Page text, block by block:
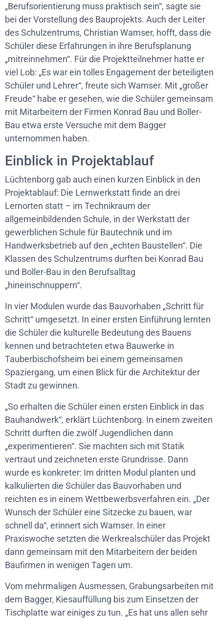
„Berufsorientierung muss praktisch sein“, sagte sie
bei der Vorstellung des Bauprojekts. Auch der Leiter
des Schulzentrums, Christian Wamser, hofft, dass die
Schüler diese Erfahrungen in ihre Berufsplanung
„mitreinnehmen“. Für die Projektteilnehmer hatte er
viel Lob: „Es war ein tolles Engagement der beteiligten
Schüler und Lehrer“, freute sich Wamser. Mit „großer
Freude“ habe er gesehen, wie die Schüler gemeinsam
mit Mitarbeitern der Firmen Konrad Bau und Boller-
Bau etwa erste Versuche mit dem Bagger
unternommen haben.
Einblick in Projektablauf
Lüchtenborg gab auch einen kurzen Einblick in den
Projektablauf: Die Lernwerkstatt finde an drei
Lernorten statt – im Technikraum der
allgemeinbildenden Schule, in der Werkstatt der
gewerblichen Schule für Bautechnik und im
Handwerksbetrieb auf den „echten Baustellen“. Die
Klassen des Schulzentrums durften bei Konrad Bau
und Boller-Bau in den Berufsalltag
„hineinschnuppern“.
In vier Modulen wurde das Bauvorhaben „Schritt für
Schritt“ umgesetzt. In einer ersten Einführung lernten
die Schüler die kulturelle Bedeutung des Bauens
kennen und betrachteten etwa Bauwerke in
Tauberbischofsheim bei einem gemeinsamen
Spaziergang, um einen Blick für die Architektur der
Stadt zu gewinnen.
„So erhalten die Schüler einen ersten Einblick in das
Bauhandwerk“, erklärt Lüchtenborg. In einem zweiten
Schritt durften die zwölf Jugendlichen dann
„experimentieren“. Sie machten sich mit Statik
vertraut und zeichneten erste Grundrisse. Dann
wurde es konkreter: Im dritten Modul planten und
kalkulierten die Schüler das Bauvorhaben und
reichten es in einem Wettbewerbsverfahren ein. „Der
Wunsch der Schüler eine Sitzecke zu bauen, war
schnell da“, erinnert sich Wamser. In einer
Praxiswoche setzten die Werkrealschüler das Projekt
dann gemeinsam mit den Mitarbeitern der beiden
Baufirmen in wenigen Tagen um.
Vom mehrmaligen Ausmessen, Grabungsarbeiten mit
dem Bagger, Kiesauffüllung bis zum Einsetzen der
Tischplatte war einiges zu tun. „Es hat uns allen sehr